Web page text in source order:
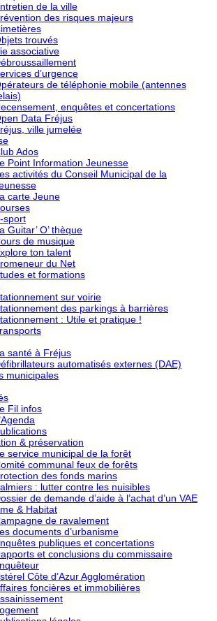
de la ville
des risques majeurs
trouvés
associative
d’urgence
de téléphonie mobile (antennes
enquêtes et concertations
Data Fréjus
ville jumelée
Ados
Point Information Jeunesse
activités du Conseil Municipal de la
carte Jeune
sport
Guitar’ O’ thèque
de musique
ton talent
du Net
et formations
sur voirie
des parkings à barrières
: Utile et pratique !
santé à Fréjus
automatisés externes (DAE)
municipales
Fil infos
& préservation
service municipal de la forêt
communal feux de forêts
des fonds marins
: lutter contre les nuisibles
de demande d’aide à l’achat d’un VAE
& Habitat
de ravalement
documents d’urbanisme
publiques et concertations
et conclusions du commissaire
Côte d’Azur Agglomération
foncières et immobilières